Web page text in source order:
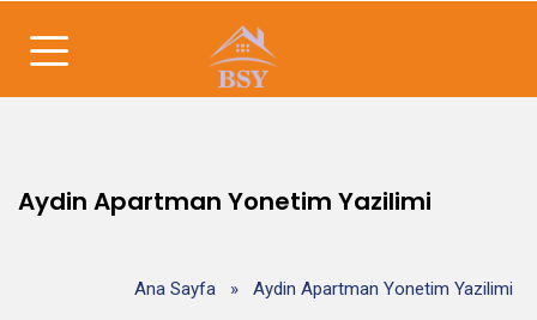
Aydin Apartman Yonetim Yazilimi
Ana Sayfa » Aydin Apartman Yonetim Yazilimi